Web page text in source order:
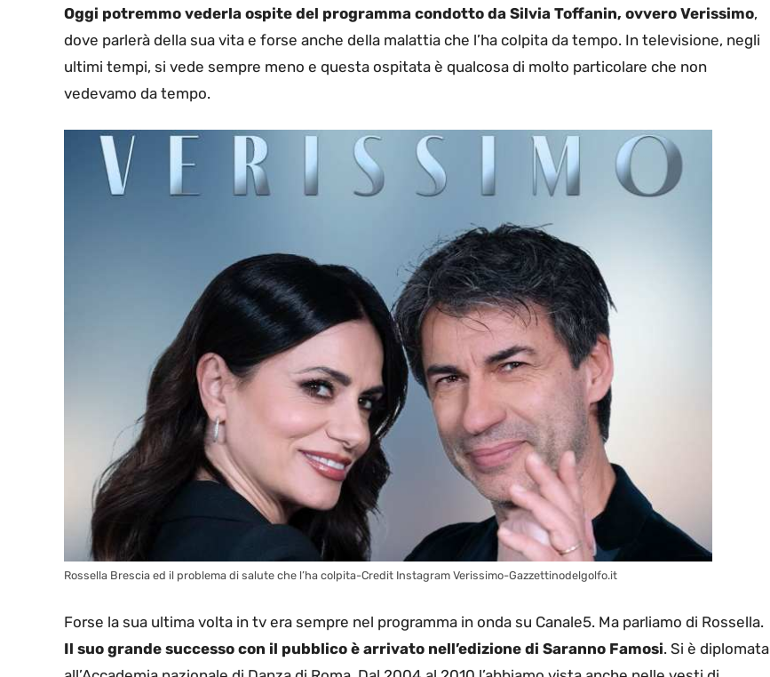
Oggi potremmo vederla ospite del programma condotto da Silvia Toffanin, ovvero Verissimo,
dove parlerà della sua vita e forse anche della malattia che l’ha colpita da tempo. In televisione, negli
ultimi tempi, si vede sempre meno e questa ospitata è qualcosa di molto particolare che non
vedevamo da tempo.
Rossella Brescia ed il problema di salute che l’ha colpita-Credit Instagram Verissimo-Gazzettinodelgolfo.it
Forse la sua ultima volta in tv era sempre nel programma in onda su Canale5. Ma parliamo di Rossella.
Il suo grande successo con il pubblico è arrivato nell’edizione di Saranno Famosi. Si è diplomata